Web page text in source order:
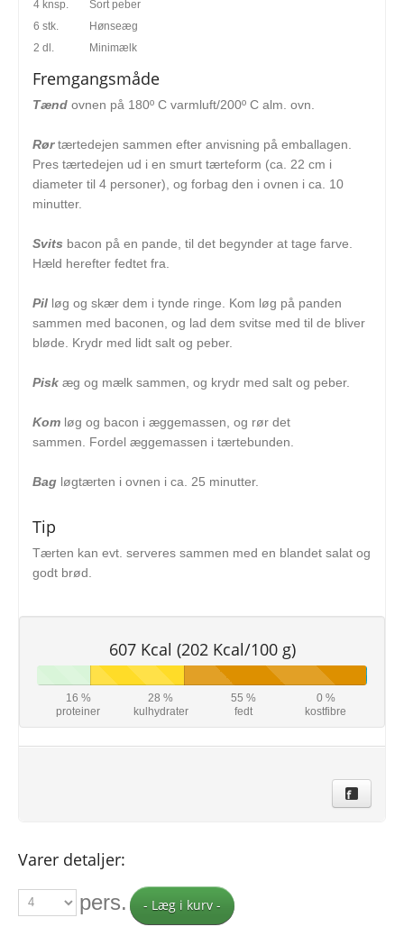
4 knsp.
Sort peber
6 stk.
Hønseæg
2 dl.
Minimælk
Fremgangsmåde
Tænd ovnen på 180º C varmluft/200º C alm. ovn.
Rørtærtedejen sammen efter anvisning på emballagen.
Pres tærtedejen ud i en smurt tærteform (ca. 22 cm i
diameter til 4 personer), og forbag den i ovnen i ca. 10
minutter.
Svits bacon på en pande, til det begynder at tage farve.
Hæld herefter fedtet fra.
Pil løg og skær dem i tynde ringe. Kom løg på panden
sammen med baconen, og lad dem svitse med til de bliver
bløde. Krydr med lidt salt og peber.
Pisk æg og mælk sammen, og krydr med salt og peber.
Kom løg og bacon i æggemassen, og rør det
sammen. Fordel æggemassen i tærtebunden.
Bag løgtærten i ovnen i ca. 25 minutter.
Tip
Tærten kan evt. serveres sammen med en blandet salat og
godt brød.
607 Kcal (202 Kcal/100 g)
16 %
proteiner
28 %
kulhydrater
55 %
fedt
0 %
kostfibre
Varer detaljer:
pers. - Læg i kurv -